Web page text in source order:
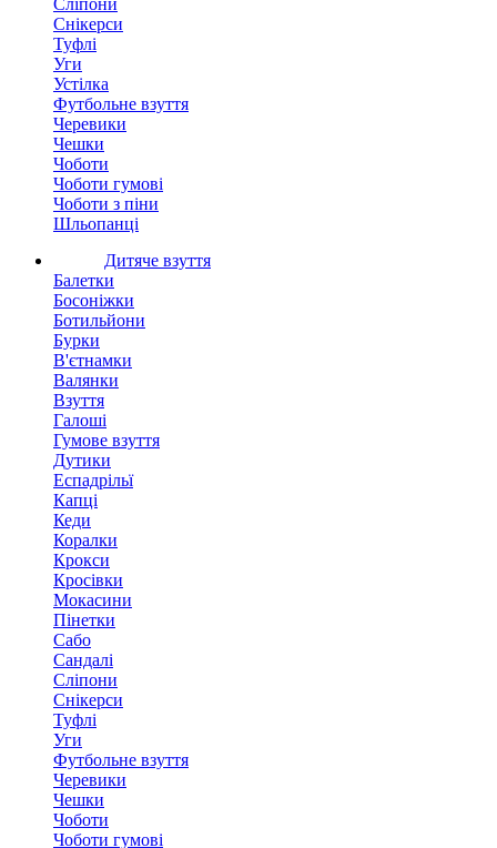
Сліпони
Снікерси
Туфлі
Уги
Устілка
Футбольне взуття
Черевики
Чешки
Чоботи
Чоботи гумові
Чоботи з піни
Шльопанці
Дитяче взуття
Балетки
Босоніжки
Ботильйони
Бурки
В'єтнамки
Валянки
Взуття
Галоші
Гумове взуття
Дутики
Еспадрільї
Капці
Кеди
Коралки
Крокси
Кросівки
Мокасини
Пінетки
Сабо
Сандалі
Сліпони
Снікерси
Туфлі
Уги
Футбольне взуття
Черевики
Чешки
Чоботи
Чоботи гумові